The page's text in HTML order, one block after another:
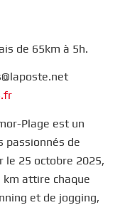
de 65km à 5h.
Plage est un
passionnés de
le 25 octobre 2025,
km attire chaque
et de jogging,